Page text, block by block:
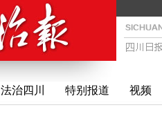
法治四川 特别报道 视频